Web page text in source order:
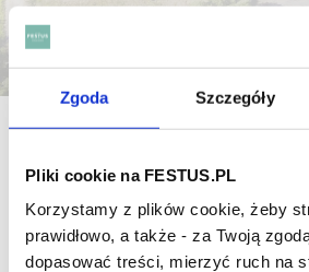
Zgoda Szczegóły
Pliki cookie na FESTUS.PL
Korzystamy z plików cookie, żeby
prawidłowo, a także - za Twoją
dopasować treści, mierzyć ruch na
strona główna / transfert
Archiwum wpisów
transfert